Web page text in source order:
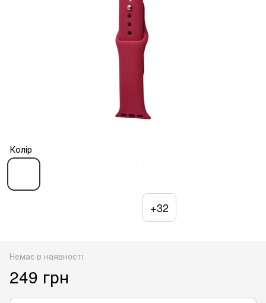
Колір
+32
Немає в наявності
249 грн